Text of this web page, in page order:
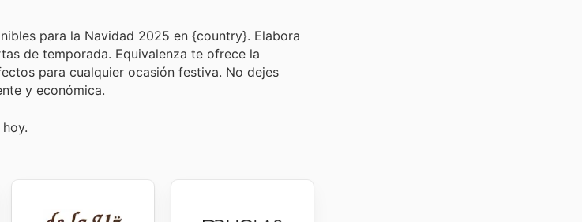
para la Navidad 2025 en {country}. Elabora
de temporada. Equivalenza te ofrece la
para cualquier ocasión festiva. No dejes
y económica.